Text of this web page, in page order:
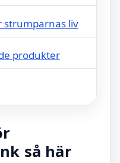
strumparnas liv
produkter
så här